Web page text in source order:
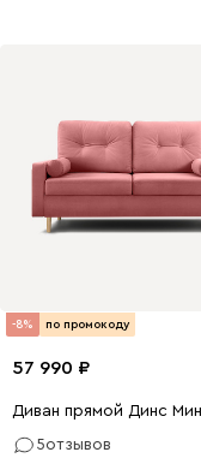
-8% по промокоду
57 990
Диван прямой Динс
5отзывов